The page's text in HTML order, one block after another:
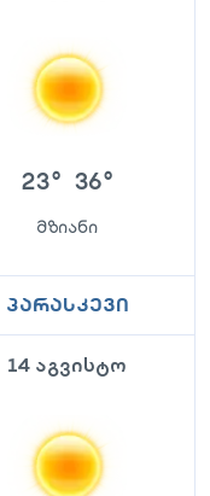
23° 36°
მზიანი
პარასკევი
14 აგვისტო